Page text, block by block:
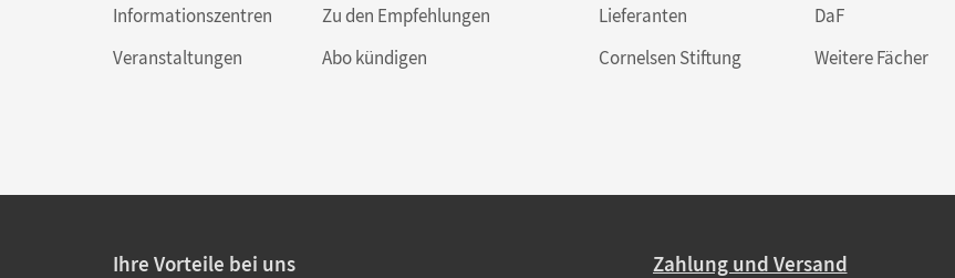
Informationszentren
Veranstaltungen
Zu den Empfehlungen
Abo kündigen
Lieferanten
Cornelsen Stiftung
DaF
Weitere Fächer
Ihre Vorteile bei uns Zahlung und Versand